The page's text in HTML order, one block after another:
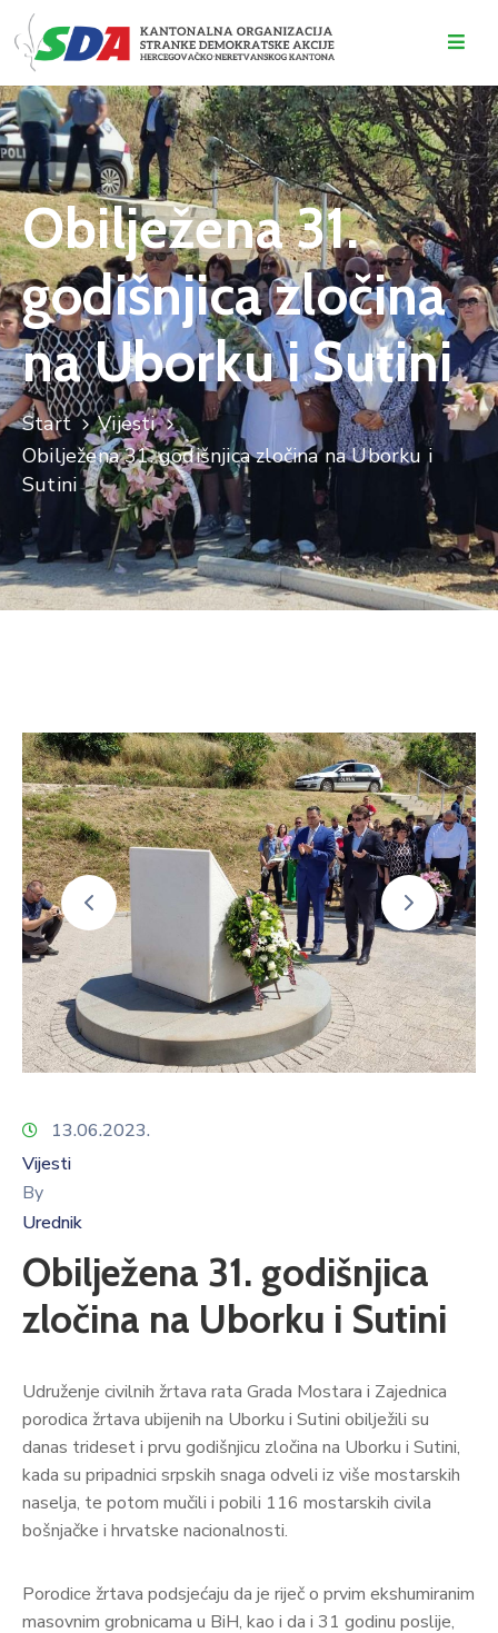
O
NAMA
DOGAĐAJI
VIJESTI
KONTAKT
Obilježena 31.
godišnjica zločina
na Uborku i Sutini
Start
Vijesti
Obilježena 31. godišnjica zločina na Uborku i
Sutini
13.06.2023.
Vijesti
By
Urednik
Obilježena 31. godišnjica
zločina na Uborku i Sutini
Udruženje civilnih žrtava rata Grada Mostara i Zajednica
porodica žrtava ubijenih na Uborku i Sutini obilježili su
danas trideset i prvu godišnjicu zločina na Uborku i Sutini,
kada su pripadnici srpskih snaga odveli iz više mostarskih
naselja, te potom mučili i pobili 116 mostarskih civila
bošnjačke i hrvatske nacionalnosti.
Porodice žrtava podsjećaju da je riječ o prvim ekshumiranim
masovnim grobnicama u BiH, kao i da i 31 godinu poslije,